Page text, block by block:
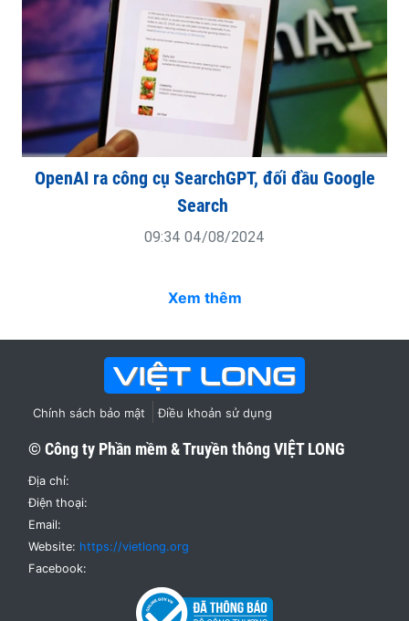
OpenAI ra công cụ SearchGPT, đối đầu Google
Search
09:34 04/08/2024
Xem thêm
Chính sách bảo mật Điều khoản sử dụng
© Công ty Phần mềm & Truyền thôngVIỆT LONG
Địa chỉ:
Điện thoại:
Email:
Website: https://vietlong.org
Facebook: